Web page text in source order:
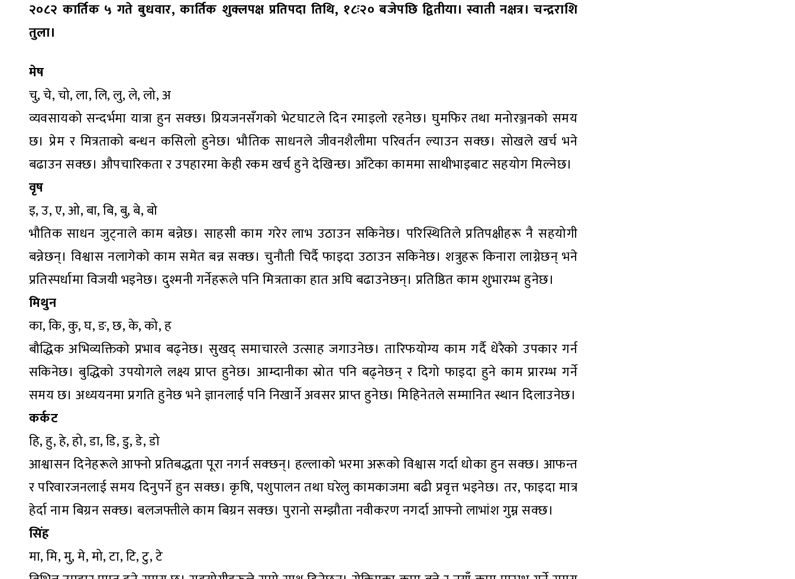
२०८२ कार्तिक ५ गते बुधवार, कार्तिक शुक्लपक्ष प्रतिपदा तिथि, १८ः२० बजेपछि द्वितीया। स्वाती नक्षत्र। चन्द्रराशि
तुला।
मेष
चु, चे, चो, ला, लि, लु, ले, लो, अ
व्यवसायको सन्दर्भमा यात्रा हुन सक्छ। प्रियजनसँगको भेटघाटले दिन रमाइलो रहनेछ। घुमफिर तथा मनोरञ्जनको समय
छ। प्रेम र मित्रताको बन्धन कसिलो हुनेछ। भौतिक साधनले जीवनशैलीमा परिवर्तन ल्याउन सक्छ। सोखले खर्च भने
बढाउन सक्छ। औपचारिकता र उपहारमा केही रकम खर्च हुने देखिन्छ। आँटेका काममा साथीभाइबाट सहयोग मिल्नेछ।
वृष
इ, उ, ए, ओ, बा, बि, बु, बे, बो
भौतिक साधन जुट्नाले काम बन्नेछ। साहसी काम गरेर लाभ उठाउन सकिनेछ। परिस्थितिले प्रतिपक्षीहरू नै सहयोगी
बन्नेछन्। विश्वास नलागेको काम समेत बन्न सक्छ। चुनौती चिर्दै फाइदा उठाउन सकिनेछ। शत्रुहरू किनारा लाग्नेछन् भने
प्रतिस्पर्धामा विजयी भइनेछ। दुश्मनी गर्नेहरूले पनि मित्रताका हात अघि बढाउनेछन्। प्रतिष्ठित काम शुभारम्भ हुनेछ।
मिथुन
का, कि, कु, घ, ङ, छ, के, को, ह
बौद्धिक अभिव्यक्तिको प्रभाव बढ्नेछ। सुखद् समाचारले उत्साह जगाउनेछ। तारिफयोग्य काम गर्दै धेरैको उपकार गर्न
सकिनेछ। बुद्धिको उपयोगले लक्ष्य प्राप्त हुनेछ। आम्दानीका स्रोत पनि बढ्नेछन् र दिगो फाइदा हुने काम प्रारम्भ गर्ने
समय छ। अध्ययनमा प्रगति हुनेछ भने ज्ञानलाई पनि निखार्ने अवसर प्राप्त हुनेछ। मिहिनेतले सम्मानित स्थान दिलाउनेछ।
कर्कट
हि, हु, हे, हो, डा, डि, डु, डे, डो
आश्वासन दिनेहरूले आफ्नो प्रतिबद्धता पूरा नगर्न सक्छन्। हल्लाको भरमा अरूको विश्वास गर्दा धोका हुन सक्छ। आफन्त
र परिवारजनलाई समय दिनुपर्ने हुन सक्छ। कृषि, पशुपालन तथा घरेलु कामकाजमा बढी प्रवृत्त भइनेछ। तर, फाइदा मात्र
हेर्दा नाम बिग्रन सक्छ। बलजफ्तीले काम बिग्रन सक्छ। पुरानो सम्झौता नवीकरण नगर्दा आफ्नो लाभांश गुम्न सक्छ।
सिंह
मा, मि, मु, मे, मो, टा, टि, टु, टे